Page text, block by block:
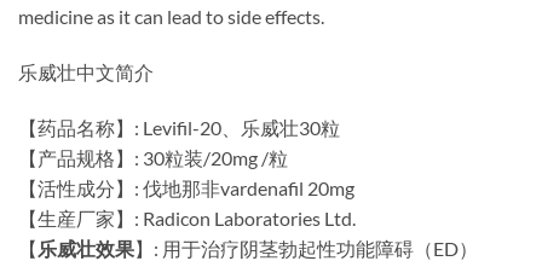
medicine as it can lead to side effects.
乐威壮中文简介
【药品名称】: Levifil-20、乐威壮30粒
【产品规格】: 30粒装/20mg /粒
【活性成分】: 伐地那非vardenafil 20mg
【生産厂家】: Radicon Laboratories Ltd.
【乐威壮效果】: 用于治疗阴茎勃起性功能障碍（ED）